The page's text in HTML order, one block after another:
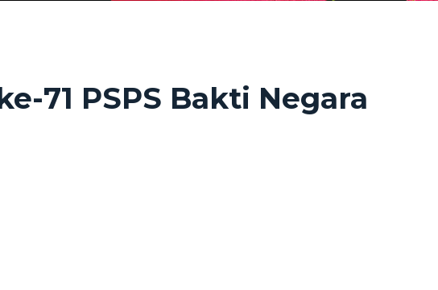
71 PSPS Bakti Negara